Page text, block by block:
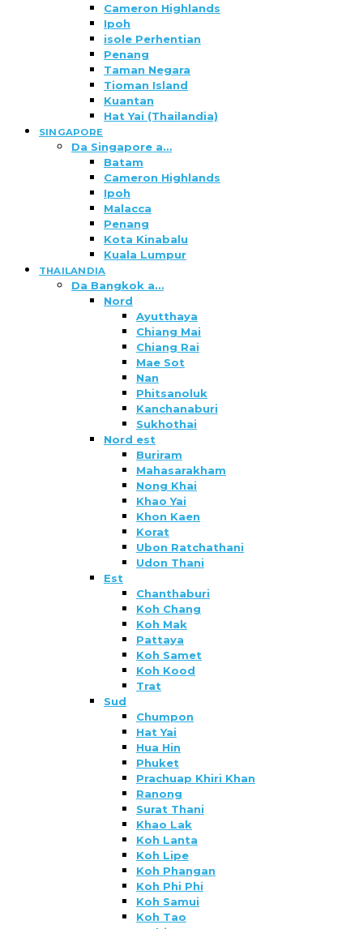
Cameron Highlands
Ipoh
isole Perhentian
Penang
Taman Negara
Tioman Island
Kuantan
Hat Yai (Thailandia)
SINGAPORE
Da Singapore a…
Batam
Cameron Highlands
Ipoh
Malacca
Penang
Kota Kinabalu
Kuala Lumpur
THAILANDIA
Da Bangkok a…
Nord
Ayutthaya
Chiang Mai
Chiang Rai
Mae Sot
Nan
Phitsanoluk
Kanchanaburi
Sukhothai
Nord est
Buriram
Mahasarakham
Nong Khai
Khao Yai
Khon Kaen
Korat
Ubon Ratchathani
Udon Thani
Est
Chanthaburi
Koh Chang
Koh Mak
Pattaya
Koh Samet
Koh Kood
Trat
Sud
Chumpon
Hat Yai
Hua Hin
Phuket
Prachuap Khiri Khan
Ranong
Surat Thani
Khao Lak
Koh Lanta
Koh Lipe
Koh Phangan
Koh Phi Phi
Koh Samui
Koh Tao